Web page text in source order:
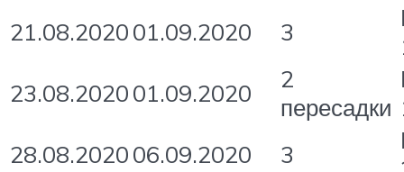
21.08.202001.09.2020 3
23.08.202001.09.2020
2
пересадки
28.08.202006.09.2020 3